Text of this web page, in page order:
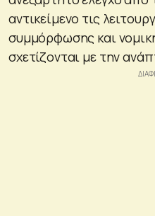
αντικείμενο τις
συμμόρφωσης και
σχετίζονται με την